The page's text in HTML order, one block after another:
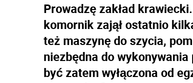
Prowadzę zakład
komornik zajął ostatnio
też maszynę do szycia,
niezbędna do
być zatem wyłączona od